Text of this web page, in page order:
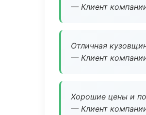
— Клиент
Отличная
— Клиент
Хорошие цены и
— Клиент